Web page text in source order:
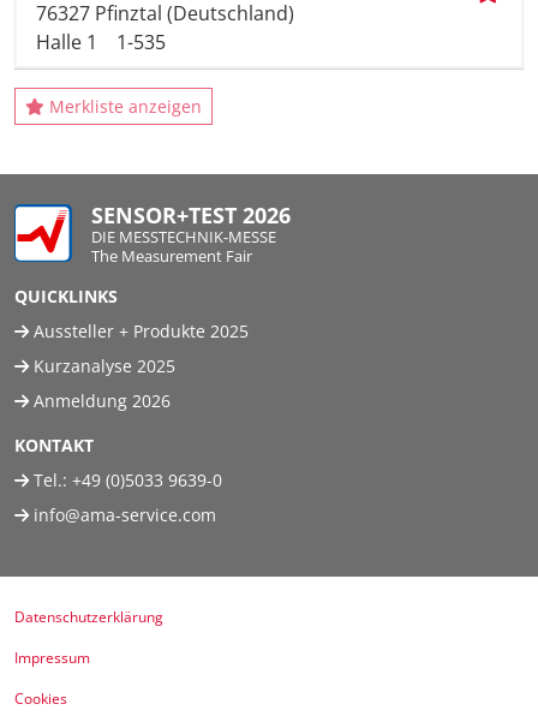
76327 Pfinztal (Deutschland)
Halle 1
1-535
Merkliste anzeigen
SENSOR+TEST 2026
DIE MESSTECHNIK-MESSE
The Measurement Fair
QUICKLINKS
Aussteller + Produkte 2025
Kurzanalyse 2025
Anmeldung 2026
KONTAKT
Tel.: +49 (0)5033 9639-0
info@ama-service.com
Datenschutzerklärung
Impressum
Cookies